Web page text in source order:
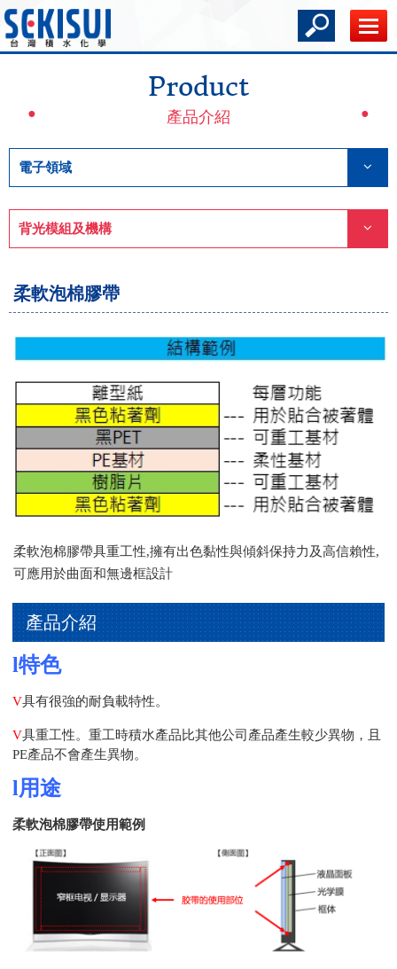
Product
產品介紹
電子領域
背光模組及機構
柔軟泡棉膠帶
柔軟泡棉膠帶具重工性,擁有出色黏性與傾斜保持力及高信賴性,
可應用於曲面和無邊框設計
產品介紹
l特色
V具有很強的耐負載特性。
V具重工性。重工時積水產品比其他公司產品產生較少異物，且
PE產品不會產生異物。
l用途
柔軟泡棉膠帶使用範例